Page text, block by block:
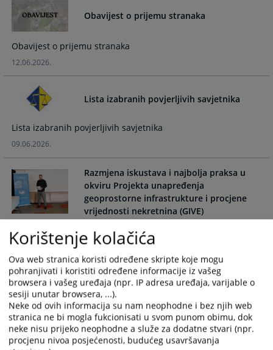
forward
interact
with
the
calendar
select
date.
Press
question
mark
key
to
get
the
keyboard
shortcuts
for
changing
dates.
to
with
calendar
select
date.
question
mark
key
to
get
the
keyboard
shortcuts
for
changing
dates.
Obavijest o prijemu stranaka
Obavijest o prijemu stranaka
12.06.2026.
Lista izabranih povjerljivih savjetnika
Lista izabranih povjerljivih savjetnika
09.06.2026.
Razmjena iskustava i najbolja praksa u
okviru Projekta unapređenja
geoprostorne infrastrukture i procjene
vrijednosti nekretnina (GIVE)
Razmjena iskustava i najbolja praksa u okviru Projekta
unapređenja geoprostorne infrastrukture i procjene
vrijednosti nekretnina (GIVE)
02.06.2026.
Obavijest za korisnike usluga
Zemljišnoknjižnog ureda ovog suda
Obavijest za korisnike usluga Zemljišnoknjižnog ureda ovog
Korištenje kolačića
Ova web stranica koristi određene skripte koje mogu
pohranjivati i koristiti određene informacije iz vašeg
browsera i vašeg uređaja (npr. IP adresa uređaja, varijable o
sesiji unutar browsera, ...).
Neke od ovih informacija su nam neophodne i bez njih web
stranica ne bi mogla fukcionisati u svom punom obimu, dok
neke nisu prijeko neophodne a služe za dodatne stvari (npr.
procjenu nivoa posjećenosti, budućeg usavršavanja